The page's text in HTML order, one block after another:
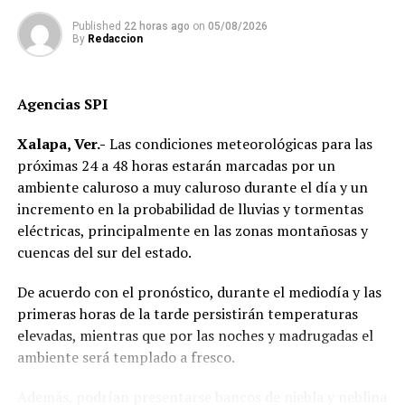
administración, si vemos una necesidad inmediatamente
respondemos a esa necesidad. Estoy segura de que esta
obra será un orgullo para todo Río Medio y para todo
obra se edificará en tan solo 120 días naturales (4
meses) y beneficiará directamente a 50 familias de esta
zona, cumpliendo así su compromiso con padres de
familia y maestros.
“Seguiremos trabajando todos los días,
casa, cada día sonría más”, concluyó.
RELATED TOPICS:
Published 22 horas ago on 05/08/2026
By Redaccion
Agencias SPI
Xalapa, Ver.- Las condiciones meteorológicas para las
próximas 24 a 48 horas estarán marcadas por un
ambiente caluroso a muy caluroso durante el día y un
incremento en la probabilidad de lluvias y tormentas
eléctricas, principalmente en las zonas montañosas y
cuencas del sur del estado.
De acuerdo con el pronóstico, durante el mediodía y las
primeras horas de la tarde persistirán temperaturas
elevadas, mientras que por las noches y madrugadas el
ambiente será templado a fresco.